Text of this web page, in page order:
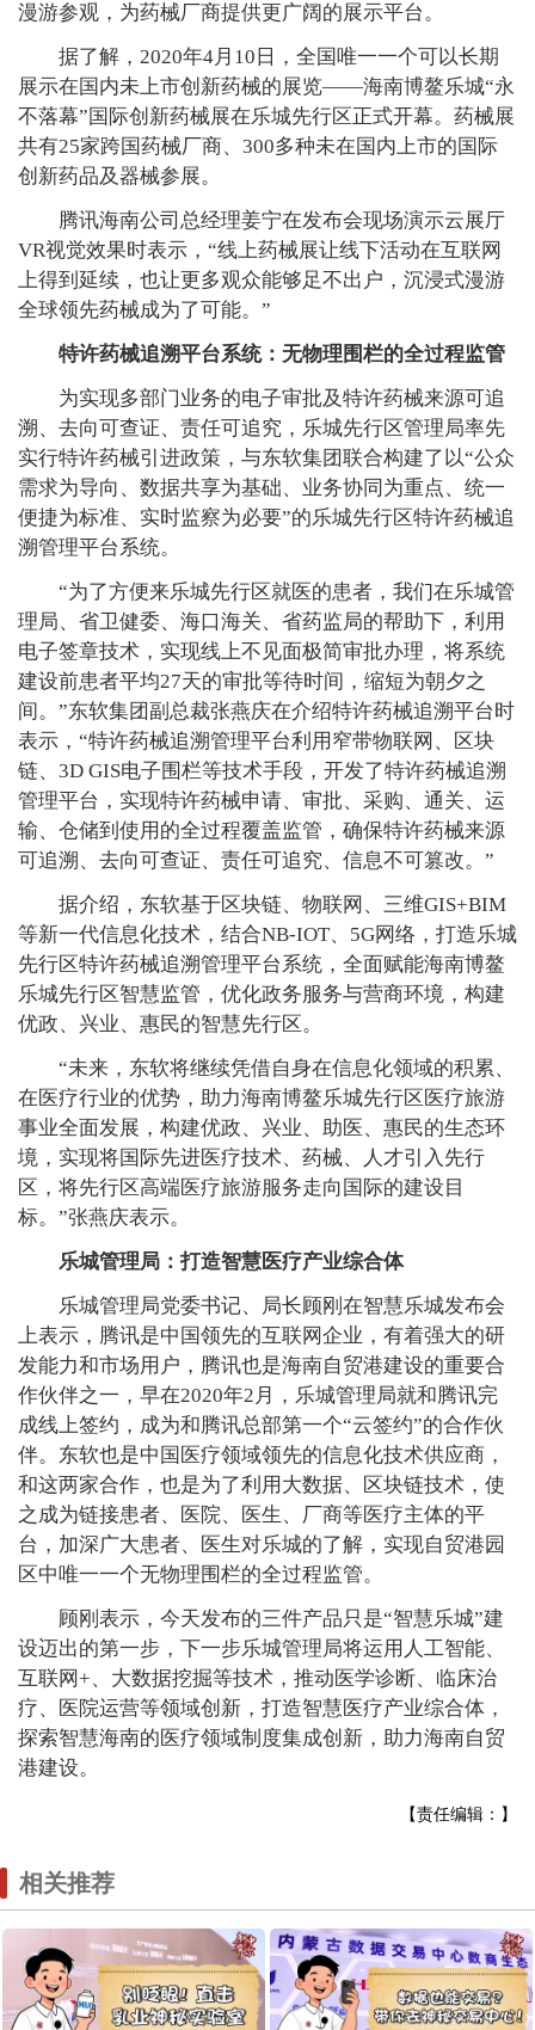
漫游参观，为药械厂商提供更广阔的展示平台。
据了解，2020年4月10日，全国唯一一个可以长期
展示在国内未上市创新药械的展览——海南博鳌乐城“永
不落幕”国际创新药械展在乐城先行区正式开幕。药械展
共有25家跨国药械厂商、300多种未在国内上市的国际
创新药品及器械参展。
腾讯海南公司总经理姜宁在发布会现场演示云展厅
VR视觉效果时表示，“线上药械展让线下活动在互联网
上得到延续，也让更多观众能够足不出户，沉浸式漫游
全球领先药械成为了可能。”
特许药械追溯平台系统：无物理围栏的全过程监管
为实现多部门业务的电子审批及特许药械来源可追
溯、去向可查证、责任可追究，乐城先行区管理局率先
实行特许药械引进政策，与东软集团联合构建了以“公众
需求为导向、数据共享为基础、业务协同为重点、统一
便捷为标准、实时监察为必要”的乐城先行区特许药械追
溯管理平台系统。
“为了方便来乐城先行区就医的患者，我们在乐城管
理局、省卫健委、海口海关、省药监局的帮助下，利用
电子签章技术，实现线上不见面极简审批办理，将系统
建设前患者平均27天的审批等待时间，缩短为朝夕之
间。”东软集团副总裁张燕庆在介绍特许药械追溯平台时
表示，“特许药械追溯管理平台利用窄带物联网、区块
链、3D GIS电子围栏等技术手段，开发了特许药械追溯
管理平台，实现特许药械申请、审批、采购、通关、运
输、仓储到使用的全过程覆盖监管，确保特许药械来源
可追溯、去向可查证、责任可追究、信息不可篡改。”
据介绍，东软基于区块链、物联网、三维GIS+BIM
等新一代信息化技术，结合NB-IOT、5G网络，打造乐城
先行区特许药械追溯管理平台系统，全面赋能海南博鳌
乐城先行区智慧监管，优化政务服务与营商环境，构建
优政、兴业、惠民的智慧先行区。
“未来，东软将继续凭借自身在信息化领域的积累、
在医疗行业的优势，助力海南博鳌乐城先行区医疗旅游
事业全面发展，构建优政、兴业、助医、惠民的生态环
境，实现将国际先进医疗技术、药械、人才引入先行
区，将先行区高端医疗旅游服务走向国际的建设目
标。”张燕庆表示。
乐城管理局：打造智慧医疗产业综合体
乐城管理局党委书记、局长顾刚在智慧乐城发布会
上表示，腾讯是中国领先的互联网企业，有着强大的研
发能力和市场用户，腾讯也是海南自贸港建设的重要合
作伙伴之一，早在2020年2月，乐城管理局就和腾讯完
成线上签约，成为和腾讯总部第一个“云签约”的合作伙
伴。东软也是中国医疗领域领先的信息化技术供应商，
和这两家合作，也是为了利用大数据、区块链技术，使
之成为链接患者、医院、医生、厂商等医疗主体的平
台，加深广大患者、医生对乐城的了解，实现自贸港园
区中唯一一个无物理围栏的全过程监管。
顾刚表示，今天发布的三件产品只是“智慧乐城”建
设迈出的第一步，下一步乐城管理局将运用人工智能、
互联网+、大数据挖掘等技术，推动医学诊断、临床治
疗、医院运营等领域创新，打造智慧医疗产业综合体，
探索智慧海南的医疗领域制度集成创新，助力海南自贸
港建设。
【责任编辑：】
相关推荐